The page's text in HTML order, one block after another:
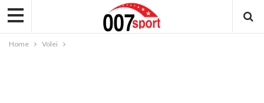
Home Volei